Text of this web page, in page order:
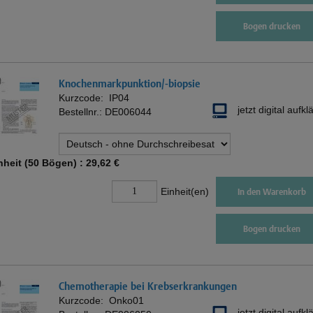
Bogen drucken
Knochenmarkpunktion/-biopsie
Kurzcode: IP04
Bestellnr.: DE006044 jetzt digital
(50 Bögen) : 29,62 €
Einheit(en) In den Warenkorb
Bogen drucken
Chemotherapie bei Krebserkrankungen
Kurzcode: Onko01